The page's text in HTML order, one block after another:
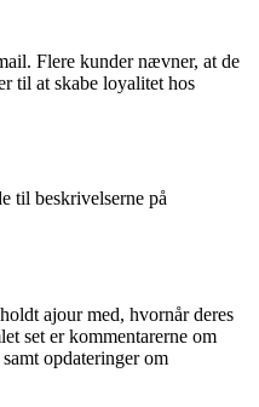
Flere kunder nævner, at de
til at skabe loyalitet hos
til beskrivelserne på
ajour med, hvornår deres
set er kommentarerne om
opdateringer om